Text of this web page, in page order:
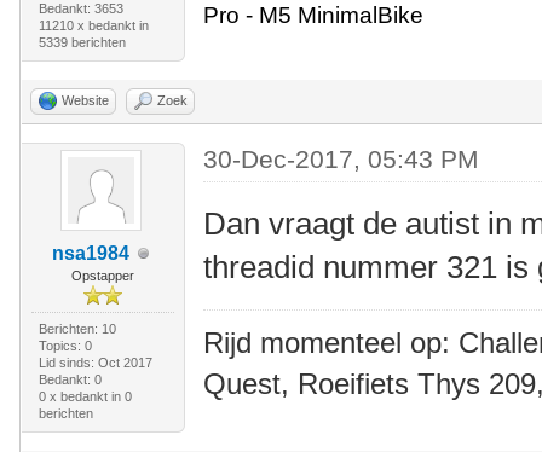
Bedankt: 3653
11210 x bedankt in
5339 berichten
Pro - M5 MinimalBike
Website Zoek
nsa1984
Opstapper
Berichten: 10
Topics: 0
Lid sinds: Oct 2017
Bedankt: 0
0 x bedankt in 0
berichten
30-Dec-2017, 05:43 PM
Dan vraagt de autist in
threadid nummer 321 is
Rijd momenteel op:
Quest, Roeifiets Thys